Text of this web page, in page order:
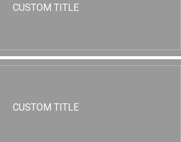
CUSTOM TITLE
CUSTOM TITLE